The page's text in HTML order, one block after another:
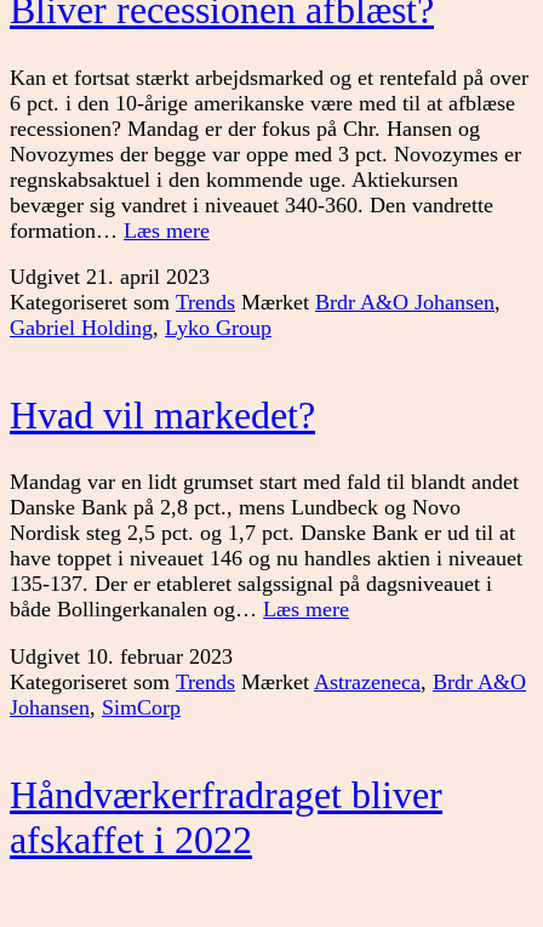
Bliver recessionen afblæst?
Kan et fortsat stærkt arbejdsmarked og et rentefald på over
6 pct. i den 10-årige amerikanske være med til at afblæse
recessionen? Mandag er der fokus på Chr. Hansen og
Novozymes der begge var oppe med 3 pct. Novozymes er
regnskabsaktuel i den kommende uge. Aktiekursen
bevæger sig vandret i niveauet 340-360. Den vandrette
formation… Læs mereBliver
afblæst?
Udgivet 21. april 2023
Kategoriseret som Trends Mærket Brdr A&O Johansen,
Gabriel Holding, Lyko Group
Hvad vil markedet?
Mandag var en lidt grumset start med fald til blandt andet
Danske Bank på 2,8 pct., mens Lundbeck og Novo
Nordisk steg 2,5 pct. og 1,7 pct. Danske Bank er ud til at
have toppet i niveauet 146 og nu handles aktien i niveauet
135-137. Der er etableret salgssignal på dagsniveauet i
både Bollingerkanalen og… Læs mereHvad
Udgivet 10. februar 2023
Kategoriseret som Trends Mærket Astrazeneca, Brdr A&O
Johansen, SimCorp
Håndværkerfradraget bliver
afskaffet i 2022